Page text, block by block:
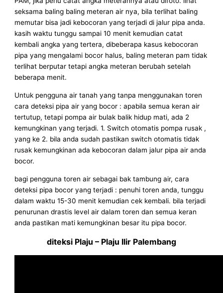
seksama baling baling meteran air nya, bila terlihat baling
memutar bisa jadi kebocoran yang terjadi di jalur pipa anda.
kasih waktu tunggu sampai 10 menit kemudian catat
kembali angka yang tertera, dibeberapa kasus kebocoran
pipa yang mengalami bocor halus, baling meteran pam tidak
terlihat berputar tetapi angka meteran berubah setelah
beberapa menit.
Untuk pengguna air tanah yang tanpa menggunakan toren
cara deteksi pipa air yang bocor : apabila semua keran air
tertutup, tetapi pompa air bulak balik hidup mati, ada 2
kemungkinan yang terjadi. 1. Switch otomatis pompa rusak ,
yang ke 2. bila anda sudah pastikan switch otomatis tidak
rusak kemungkinan ada kebocoran dalam jalur pipa air anda
bocor.
bagi pengguna toren air sebagai bak tambung air, cara
deteksi pipa bocor yang terjadi : penuhi toren anda, tunggu
dalam waktu 15-30 menit kemudian cek kembali. bila terjadi
penurunan drastis level air dalam toren dan semua keran
anda pastikan mati kemungkinan besar itu pipa bocor.
diteksi Plaju – Plaju Ilir Palembang